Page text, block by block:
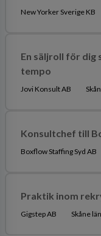
New Yorker Sverige KB
En säljroll för dig
tempo
Jovi Konsult AB
Konsultchef till
Boxflow Staffing Syd AB
Praktik inom
Gigstep AB Skåne län